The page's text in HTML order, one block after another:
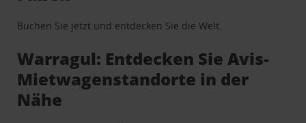
Buchen Sie jetzt und entdecken Sie die Welt.
Warragul: Entdecken Sie Avis-
Mietwagenstandorte in der
Nähe